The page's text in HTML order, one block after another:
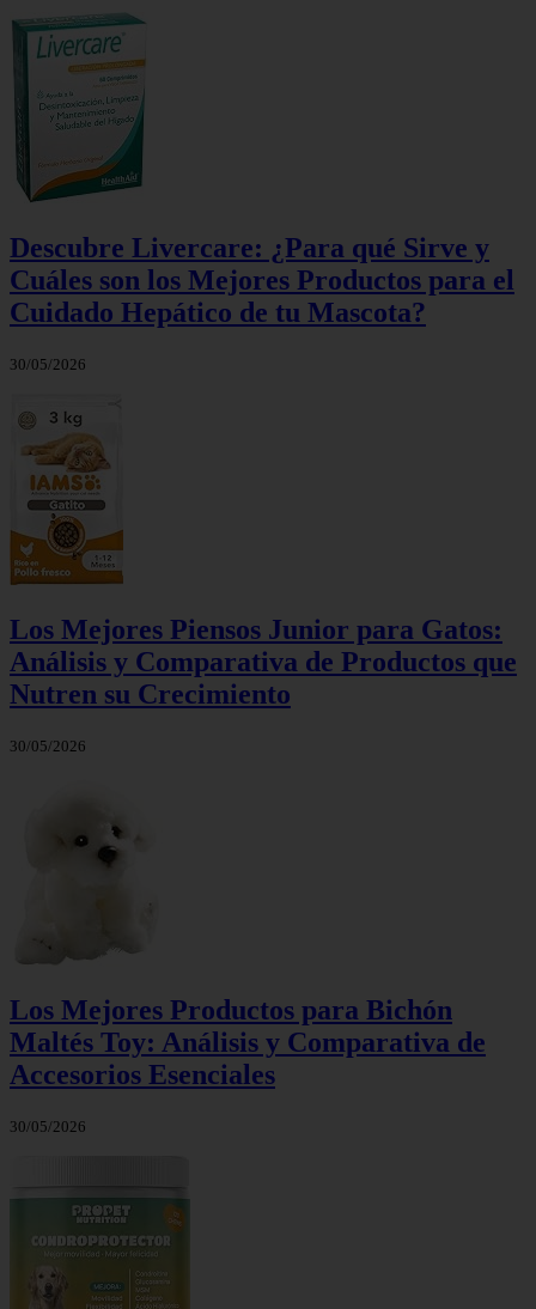
Descubre Livercare: ¿Para qué Sirve y
Cuáles son los Mejores Productos para el
Cuidado Hepático de tu Mascota?
30/05/2026
Los Mejores Piensos Junior para Gatos:
Análisis y Comparativa de Productos que
Nutren su Crecimiento
30/05/2026
Los Mejores Productos para Bichón
Maltés Toy: Análisis y Comparativa de
Accesorios Esenciales
30/05/2026